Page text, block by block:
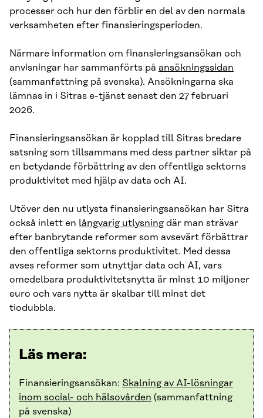
processer och hur den förblir en del av den normala
verksamheten efter finansieringsperioden.
Närmare information om finansieringsansökan och
anvisningar har sammanförts på ansökningssidan
(sammanfattning på svenska). Ansökningarna ska
lämnas in i Sitras e-tjänst senast den 27 februari
2026.
Finansieringsansökan är kopplad till Sitras bredare
satsning som tillsammans med dess partner siktar på
en betydande förbättring av den offentliga sektorns
produktivitet med hjälp av data och AI.
Utöver den nu utlysta finansieringsansökan har Sitra
också inlett en långvarig utlysningdär man strävar
efter banbrytande reformer som avsevärt förbättrar
den offentliga sektorns produktivitet. Med dessa
avses reformer som utnyttjar data och AI, vars
omedelbara produktivitetsnytta är minst 10 miljoner
euro och vars nytta är skalbar till minst det
tiodubbla.
Läs mera:
Finansieringsansökan: Skalning av AI-lösningar
inom social- och hälsovården (sammanfattning
på svenska)